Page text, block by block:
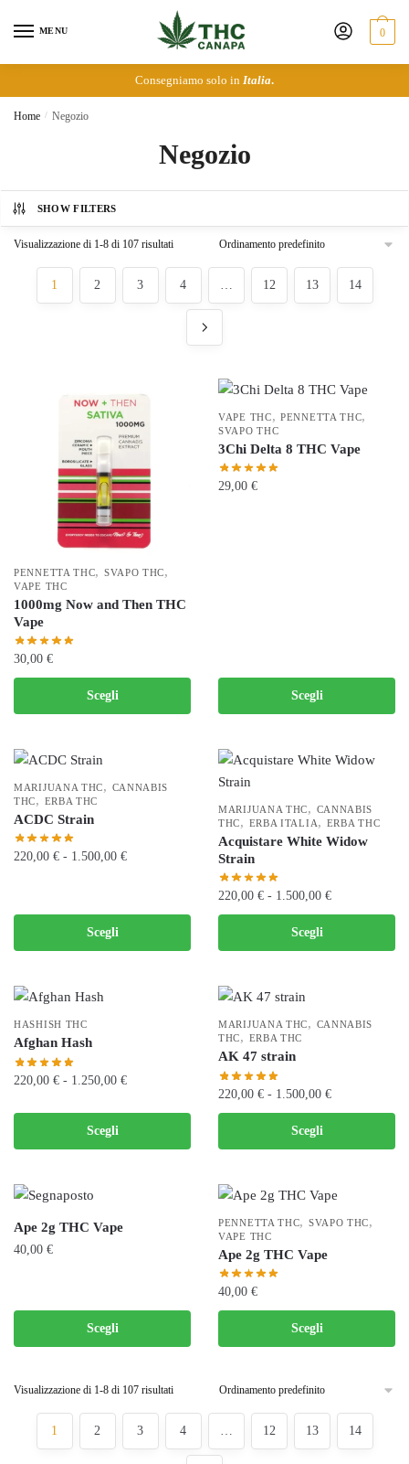
MENU 0
Consegniamo solo in Italia.
Home / Negozio
Negozio
SHOW FILTERS
Visualizzazione di 1-8 di 107 risultati
1 2 3 4 12 13 14
PENNETTA THC, SVAPO THC,
VAPE THC
1000mg Now and Then THC
Vape
30,00 €
Scegli
prodotto
più
Le
opzioni
possono
essere
del
VAPE THC,PENNETTA THC,
SVAPO THC
3Chi Delta 8 THC Vape
29,00 €
Scegli
scelte
pagina
del
prodotto
MARIJUANA THC, CANNABIS
THC, ERBA THC
ACDC Strain
220,00 € - 1.500,00 €Fascia
da
Scegli
più
Le
opzioni
possono
essere
scelte
del
MARIJUANA THC, CANNABIS
THC, ERBA ITALIA, ERBA THC
Acquistare White Widow
Strain
220,00 € - 1.500,00 €Fascia
di
da
Scegli
prodotto
più
Le
opzioni
possono
essere
nella
del
HASHISH THC
Afghan Hash
220,00 € - 1.250,00 €Fascia
Scegli
Questo
varianti.
Le
opzioni
scelte
prodotto
MARIJUANA THC, CANNABIS
THC, ERBA THC
AK 47 strain
220,00 € - 1.500,00 €Fascia
di
da
a
Scegli
prodotto
più
Le
opzioni
possono
essere
nella
del
prodotto
Ape 2g THC Vape
40,00 €
Scegli
più
Le
opzioni
possono
PENNETTA THC, SVAPO THC,
VAPE THC
Ape 2g THC Vape
40,00 €
Scegli
prodotto
più
varianti.
Le
opzioni
Visualizzazione di 1-8 di 107 risultati
1 2 3 4 … 12 13 14